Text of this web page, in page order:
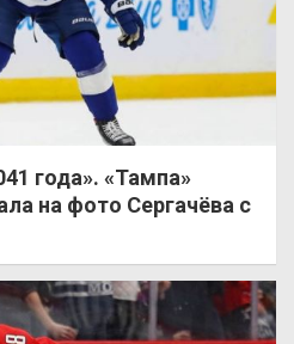
года». «Тампа»
на фото Сергачёва с